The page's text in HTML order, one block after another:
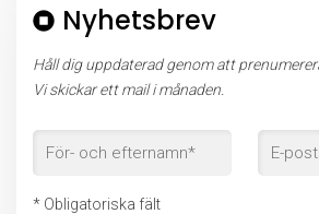
Nyhetsbrev
Håll dig uppdaterad genom att
Vi skickar ett mail i månaden.
* Obligatoriska fält